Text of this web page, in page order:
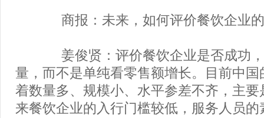
商报：未来，如何评价餐饮企业的
姜俊贤：评价餐饮企业是否成功，
量，而不是单纯看零售额增长。目前中国
着数量多、规模小、水平参差不齐，主要
来餐饮企业的入行门槛较低，服务人员的